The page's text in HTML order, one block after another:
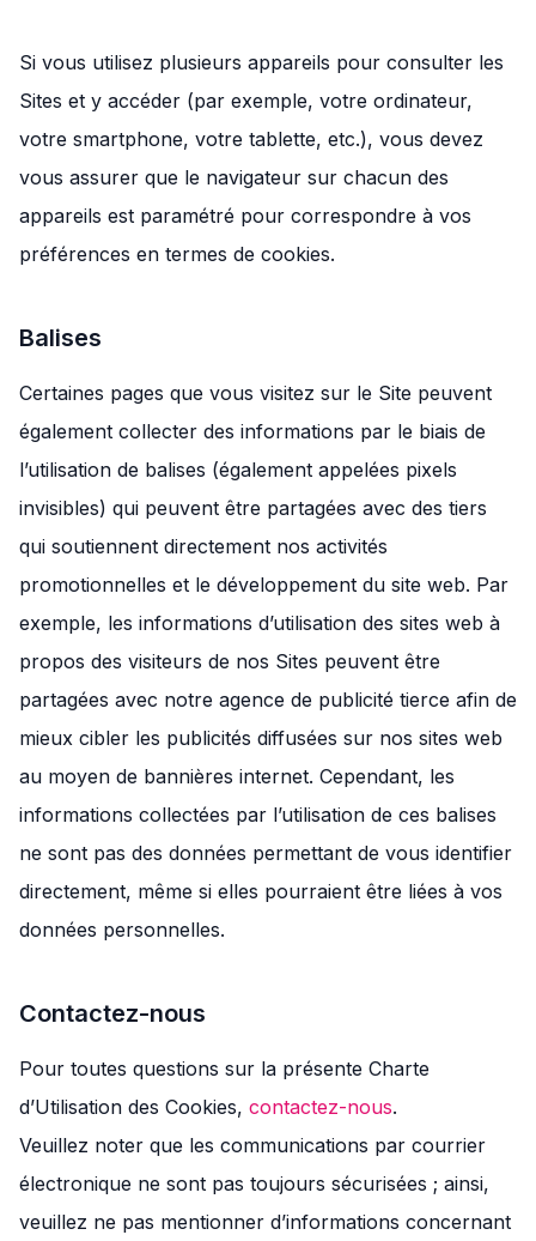
Si vous utilisez plusieurs appareils pour consulter les
Sites et y accéder (par exemple, votre ordinateur,
votre smartphone, votre tablette, etc.), vous devez
vous assurer que le navigateur sur chacun des
appareils est paramétré pour correspondre à vos
préférences en termes de cookies.
Balises
Certaines pages que vous visitez sur le Site peuvent
également collecter des informations par le biais de
l’utilisation de balises (également appelées pixels
invisibles) qui peuvent être partagées avec des tiers
qui soutiennent directement nos activités
promotionnelles et le développement du site web. Par
exemple, les informations d’utilisation des sites web à
propos des visiteurs de nos Sites peuvent être
partagées avec notre agence de publicité tierce afin de
mieux cibler les publicités diffusées sur nos sites web
au moyen de bannières internet. Cependant, les
informations collectées par l’utilisation de ces balises
ne sont pas des données permettant de vous identifier
directement, même si elles pourraient être liées à vos
données personnelles.
Contactez-nous
Pour toutes questions sur la présente Charte
d’Utilisation des Cookies, contactez-nous.
Veuillez noter que les communications par courrier
électronique ne sont pas toujours sécurisées ; ainsi,
veuillez ne pas mentionner d’informations concernant